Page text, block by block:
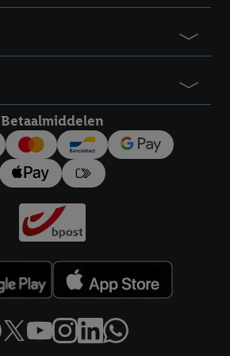
Betaalmiddelen